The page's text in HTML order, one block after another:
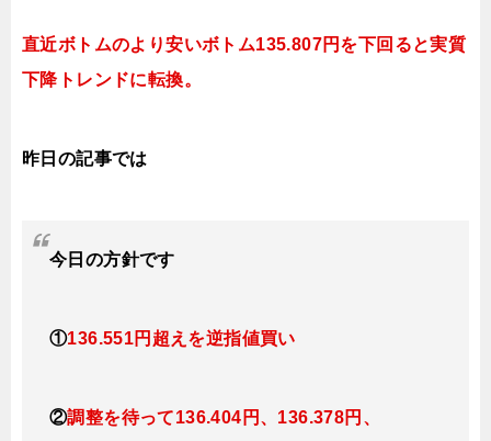
直近ボトムのより安いボトム135.807円を下回ると実質
下降トレンドに転換。
昨日の記事では
今日 の方針です
①136.551円超えを逆指値買い
②調整を待って136.404円 、136.378円、